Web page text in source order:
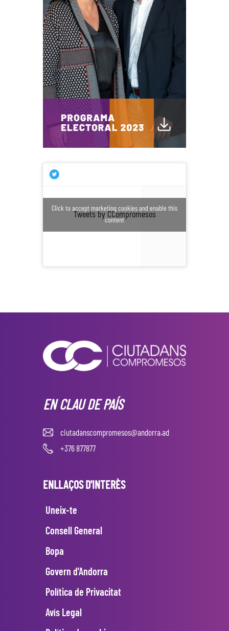
Tweets by CCompromesos
Click to accept marketing cookies and enable this
content
EN CLAU DE PAÍS
ciutadanscompromesos@andorra.ad
+376 877877
ENLLAÇOS D'INTERÈS
Uneix-te
Consell General
Bopa
Govern d’Andorra
Política de Privacitat
Avís Legal